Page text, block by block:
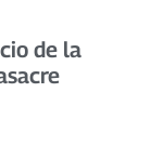
de la